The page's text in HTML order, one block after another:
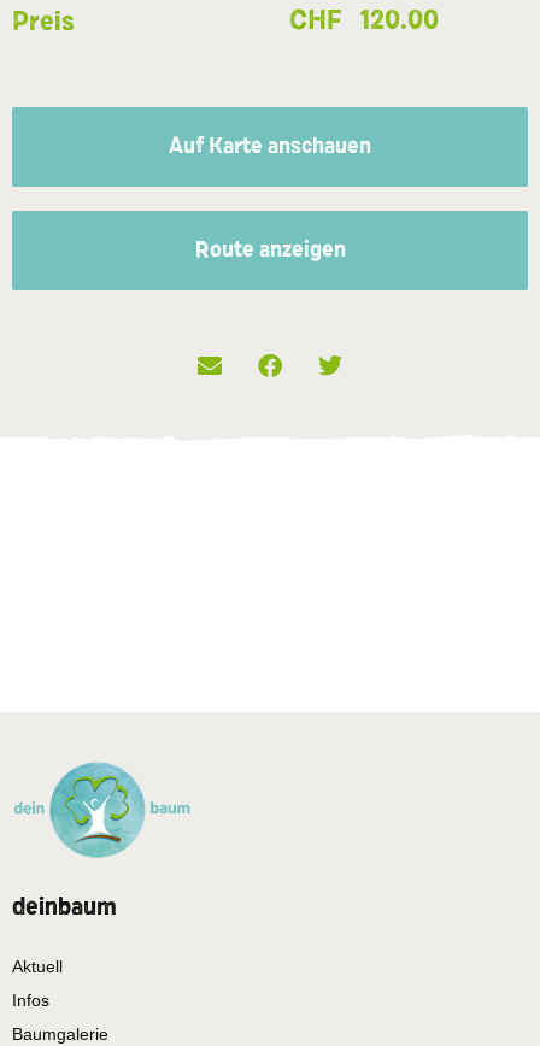
Preis CHF 120.00
Auf Karte anschauen
Route anzeigen
deinbaum
Aktuell
Infos
Baumgalerie